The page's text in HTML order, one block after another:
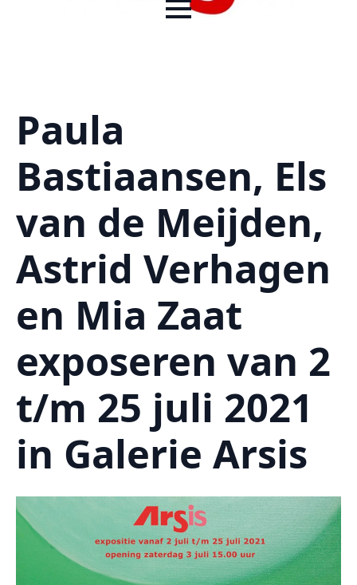
Paula
Bastiaansen, Els
van de Meijden,
Astrid Verhagen
en Mia Zaat
exposeren van 2
t/m 25 juli 2021
in Galerie Arsis